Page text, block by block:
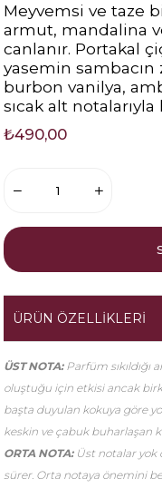
Meyvemsi ve taze
armut, mandalina
canlanır. Portakal
yasemin
burbon vanilya,
sıcak alt notalarıyla
₺490,00
ÜRÜN ÖZELLIKLERI
ÜST NOTA:Parfüm sıkıldığı
oluştuğu için etkisi ancak
başta duyulan kokuya göre
keskin ve çabuk buharlaşan
ORTA NOTA: Üst notalar yok
sürer. Orta notaya önemini